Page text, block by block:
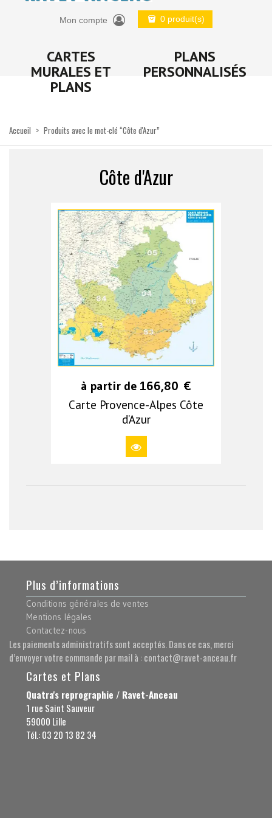
Mon compte 0 produit(s)
CARTES
MURALES ET
PLANS
PLANS
PERSONNALISÉS
Accueil > Produits avec le mot-clé “Côte d'Azur”
Côte d'Azur
à partir de 166,80 €
Carte Provence-Alpes Côte
d’Azur
Plus d’informations
Conditions générales de ventes
Mentions légales
Contactez-nous
Les paiements administratifs sont acceptés. Dans ce cas, merci
d’envoyer votre commande par mail à : contact@ravet-anceau.fr
Cartes et Plans
Quatra's reprographie / Ravet-Anceau
1 rue Saint Sauveur
59000 Lille
Tél.: 03 20 13 82 34